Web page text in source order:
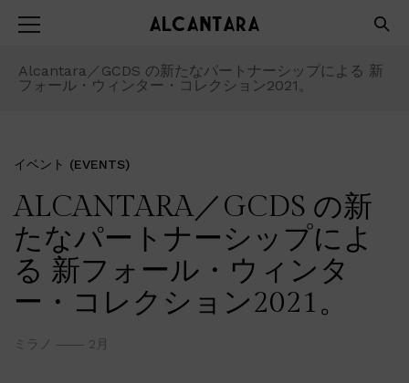
Alcantara／GCDS の新たなパートナーシップによる 新
フォール・ウィンター・コレクション2021。
イベント (EVENTS)
ALCANTARA／GCDS の新
たなパートナーシップによ
る 新フォール・ウィンタ
ー・コレクション2021。
ミラノ 2月